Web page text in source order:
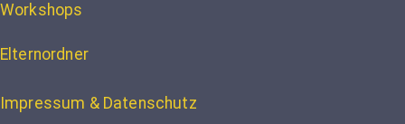
Workshops
Elternordner
Impressum & Datenschutz